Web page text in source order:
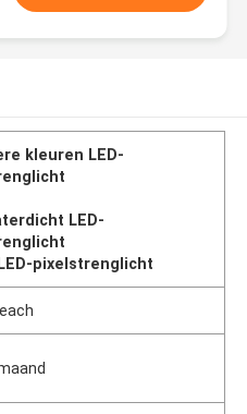
kleuren LED-
LED-
pixelstrenglicht